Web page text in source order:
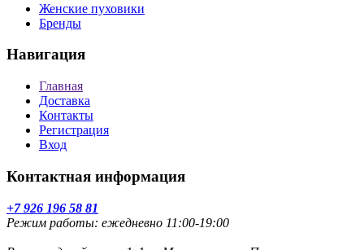
Женские пуховики
Бренды
Навигация
Главная
Доставка
Контакты
Регистрация
Вход
Контактная информация
+7 926 196 58 81
Режим работы: ежедневно 11:00-19:00